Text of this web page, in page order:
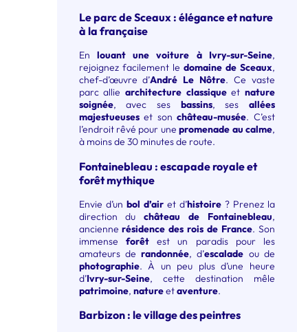
Le parc de Sceaux : élégance et nature
à la française
En louant une voiture à Ivry-sur-Seine,
rejoignez facilement le domaine de Sceaux,
chef-d’œuvre d’André Le Nôtre. Ce vaste
parc allie architecture classiqueet nature
soignée, avec ses bassins, ses allées
majestueuseset sonchâteau-musée. C’est
l’endroit rêvé pour unepromenade au calme,
à moins de 30 minutes de route.
Fontainebleau : escapade royale et
forêt mythique
Envie d’un bol d’airet d’histoire? Prenez la
direction duchâteau de Fontainebleau,
anciennerésidence des rois de France. Son
immense forêtest un paradis pour les
amateurs derandonnée, d’escalade ou de
photographie. À un peu plus d’une heure
d’Ivry-sur-Seine, cette destination mêle
patrimoine, natureetaventure.
Barbizon : le village des peintres